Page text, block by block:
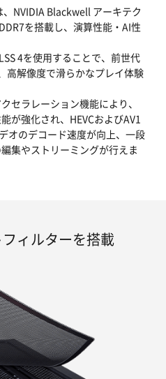
NVIDIA Blackwell アーキテク
を搭載し、演算性能・AI性
4を使用することで、前世代
高解像度で滑らかなプレイ体験
セラレーション機能により、
が強化され、HEVCおよびAV1
オのデコード速度が向上、一段
集やストリーミングが行えま
ィルターを搭載